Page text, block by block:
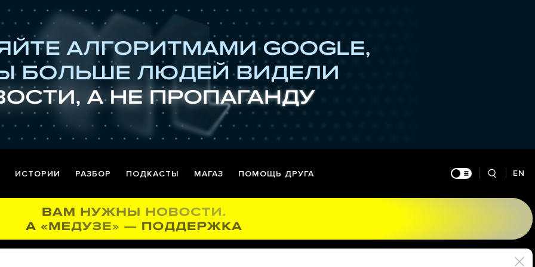
ИСТОРИИ РАЗБОР ПОДКАСТЫ МАГАЗ ПОМОЩЬ ДРУГА EN